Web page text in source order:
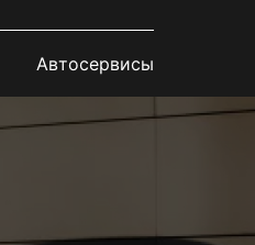
Автосервисы